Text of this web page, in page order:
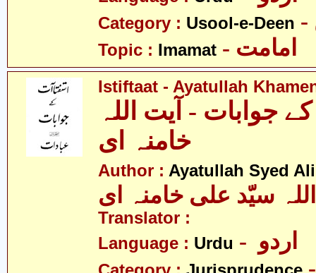
Category : Usool-e-Deen
Topic : Imamat - امامت
Istiftaat - Ayatullah
جوابات - آیت اللہ
خامنہ ای
Author : Ayatullah Syed
سیّد علی خامنہ ای
Translator :
Language : Urdu